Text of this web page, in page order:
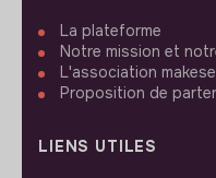
La plateforme
Notre mission et
L'association
Proposition de
LIENS UTILES